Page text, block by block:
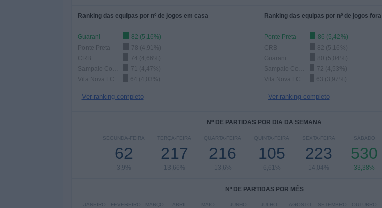
Ranking das equipas por nº de jogos em casa
Guarani
82 (5,16%)
Ponte Preta
78 (4,91%)
CRB
74 (4,66%)
71 (4,47%)
Vila Nova FC
64 (4,03%)
Ver ranking completo
Ranking das equipas por nº de jogos fora
Ponte Preta
86 (5,42%)
CRB
82 (5,16%)
Guarani
80 (5,04%)
72 (4,53%)
Vila Nova FC
63 (3,97%)
Ver ranking completo
Nº DE PARTIDAS POR DIA DA SEMANA
SEGUNDA-FEIRA
62
3,9%
TERÇA-FEIRA
217
13,66%
QUARTA-FEIRA
216
13,6%
QUINTA-FEIRA
105
6,61%
SEXTA-FEIRA
223
14,04%
SÁBADO
530
33,38%
Nº DE PARTIDAS POR MÊS
JANEIRO FEVEREIRO MARÇO ABRIL MAIO JUNHO JULHO AGOSTO SETEMBRO OUTUBRO